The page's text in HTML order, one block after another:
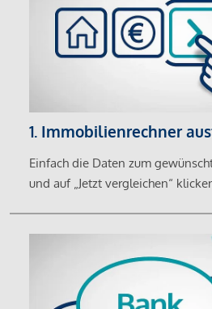
1. Immobilienrechner
Einfach die Daten zum
und auf „Jetzt vergleichen“